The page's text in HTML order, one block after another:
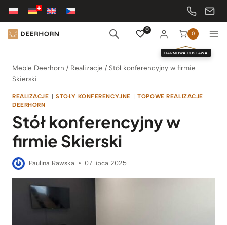
Przejdź
treści
0
0
DARMOWA DOSTAWA
Meble Deerhorn / Realizacje / Stół konferencyjny w firmie
Skierski
REALIZACJE | STOŁY KONFERENCYJNE | TOPOWE REALIZACJE
DEERHORN
Stół konferencyjny w
firmie Skierski
Paulina Rawska 07 lipca 2025